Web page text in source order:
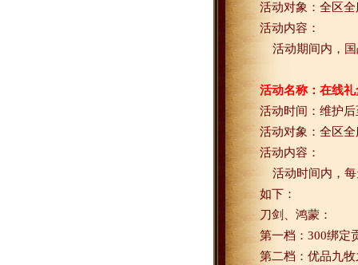
活动对象：全区全
活动内容：
活动期间内，
活动名称：在线礼
活动时间：维护后
活动对象：全区全
活动内容：
活动时间内，
如下：
刀剑、鸿蒙：
第一档： 300绑定
第二档：优品九牧